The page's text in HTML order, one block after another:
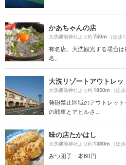
かあちゃんの店
大洗磯前神社より約750m （徒歩
有名店。大洗観光する場合
名。
大洗リゾートアウトレッ
大洗磯前神社より約1850m （徒
発砲禁止区域のアウトレッ
の戦車とアヒルさ...
味の店たかはし
大洗磯前神社より約1380m （徒
みつ団子一本60円